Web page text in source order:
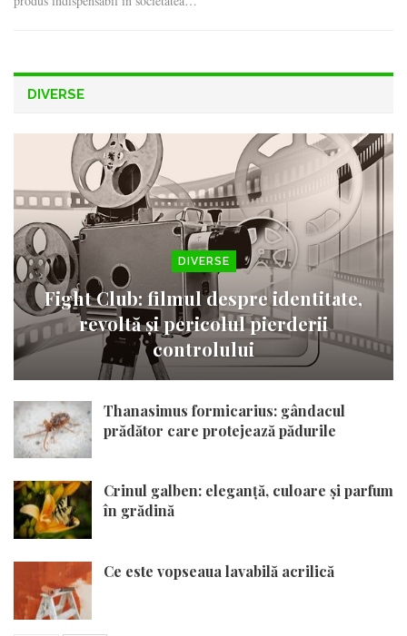
DIVERSE
DIVERSE
Fight Club: filmul despre identitate,
revoltă și pericolul pierderii
controlului
Thanasimus formicarius: gândacul
prădător care protejează pădurile
Crinul galben: eleganță, culoare și parfum
în grădină
Ce este vopseaua lavabilă acrilică